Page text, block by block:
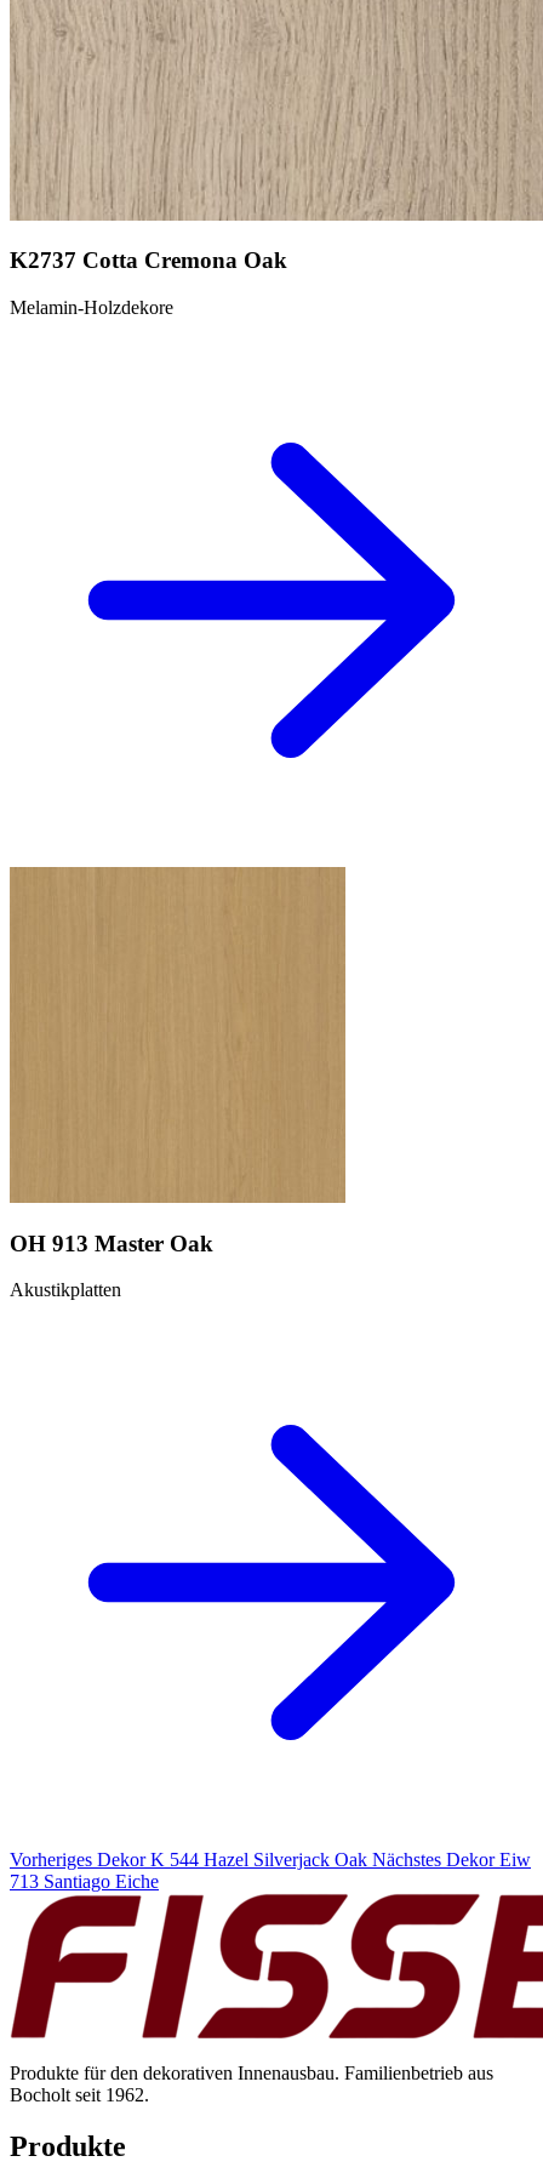
K2737 Cotta Cremona Oak
Melamin-Holzdekore
OH 913 Master Oak
Akustikplatten
Vorheriges Dekor K 544 Hazel Silverjack Oak Nächstes Dekor Eiw
713 Santiago Eiche
Produkte für den dekorativen Innenausbau. Familienbetrieb aus
Bocholt seit 1962.
Produkte